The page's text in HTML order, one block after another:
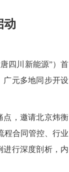
动
四川新能源”）首
广元多地同步开设
，邀请北京炜衡
程合同管控、行业
进行深度剖析，内